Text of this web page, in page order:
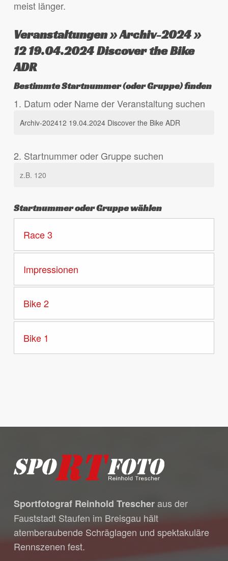
Es befinden sich keine Produkte
im Warenkorb.
meist länger.
Veranstaltungen » Archiv-2024 »
12 19.04.2024 Discover the Bike
ADR
Bestimmte Startnummer (oder Gruppe) finden
1. Datum oder Name der Veranstaltung suchen
2. Startnummer oder Gruppe suchen
Startnummer oder Gruppe wählen
Race 3
Impressionen
Bike 2
Bike 1
Sportfotograf Reinhold Trescheraus der
Fauststadt Staufen im Breisgau hält
atemberaubende Schräglagen und spektakuläre
Rennszenen fest.